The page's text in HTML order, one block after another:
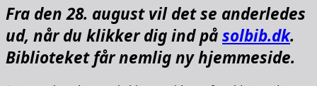
Fra den 28. august vil det se anderledes
ud, når du klikker dig ind påsolbib.dk.
Biblioteket får nemlig ny hjemmeside.